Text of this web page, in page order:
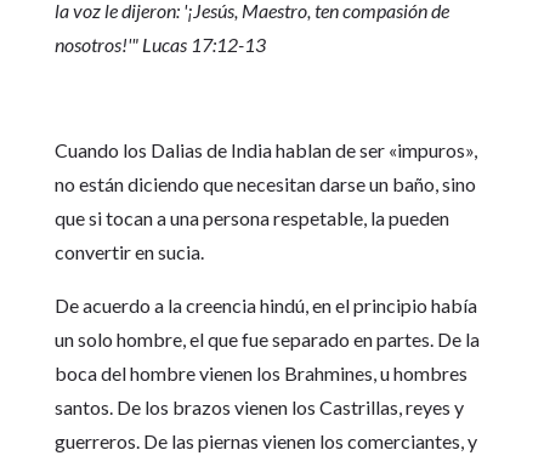
la voz le dijeron: '¡Jesús, Maestro, ten compasión de
nosotros!'" Lucas 17:12-13
Cuando los Dalias de India hablan de ser «impuros»,
no están diciendo que necesitan darse un baño, sino
que si tocan a una persona respetable, la pueden
convertir en sucia.
De acuerdo a la creencia hindú, en el principio había
un solo hombre, el que fue separado en partes. De la
boca del hombre vienen los Brahmines, u hombres
santos. De los brazos vienen los Castrillas, reyes y
guerreros. De las piernas vienen los comerciantes, y